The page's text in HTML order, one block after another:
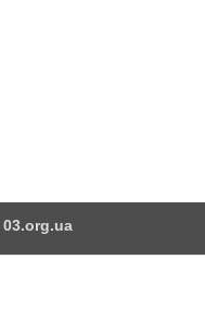
03.org.ua